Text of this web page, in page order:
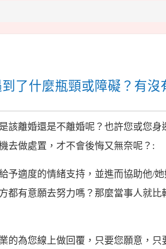
了什麼瓶頸或障礙？有沒
該離婚還是不離婚呢？也許您或您身
去做處置，才不會後悔又無奈呢？:
予適度的情緒支持，並進而協助他/
都有意願去努力嗎？那麼當事人就比
的為您線上做回覆，只要您願意，只